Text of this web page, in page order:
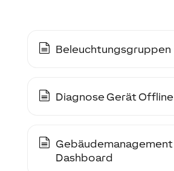
Beleuchtungsgruppen
Diagnose Gerät Offline
Gebäudemanagement
Dashboard